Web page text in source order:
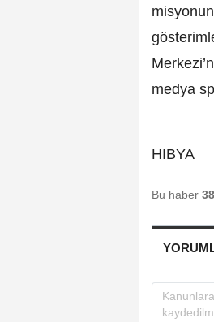
medya
HIBYA
Bu haber